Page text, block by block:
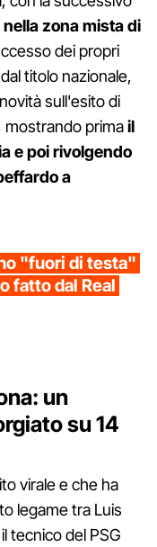
zona mista di
dei propri
titolo nazionale,
sull'esito di
mostrando primail
e poi rivolgendo
a
"fuori di testa"
fatto dal Real
un
su 14
virale e che ha
legame tra Luis
tecnico del PSG